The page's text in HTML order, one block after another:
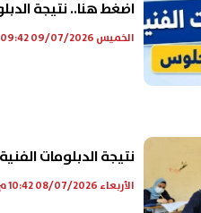
اضغط هنا.. نتيجة الدبلومات
الخميس 09/07/2026 09:42 ص
نتيجة الدبلومات الفنية..
الأربعاء 08/07/2026 10:42 م